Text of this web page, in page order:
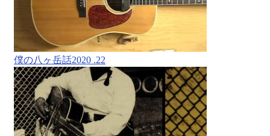
僕の八ヶ岳話2020 .22